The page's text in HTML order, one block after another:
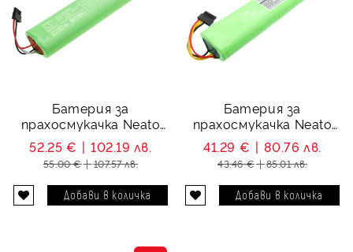
Батерия за
прахосмукачка Neato
Botvac 80 85 - 12V 3000
mAh
52.25 € 102.19 лв.
55.00 € 107.57 лв.
Батерия за
прахосмукачка Neato
Botvac 80 85 - 12V 2000
mAh
41.29 € 80.76 лв.
43.46 € 85.01 лв.